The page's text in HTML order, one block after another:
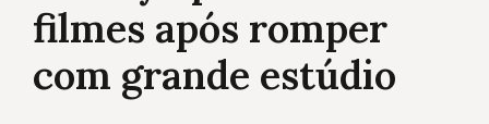
filmes após romper
com grande estúdio